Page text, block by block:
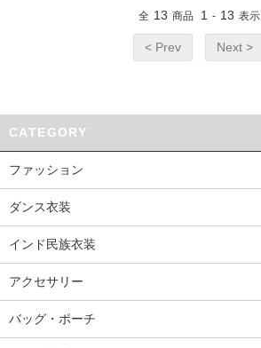
全 13 商品 1 - 13 表示
< Prev Next >
CATEGORY
ファッション
ダンス衣装
インド民族衣装
アクセサリー
バッグ・ポーチ